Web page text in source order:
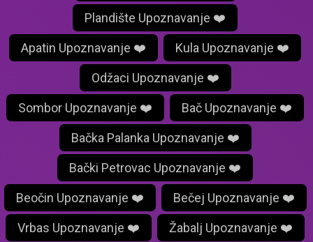
Plandište Upoznavanje ❤️
Apatin Upoznavanje ❤️ Kula Upoznavanje ❤️
Odžaci Upoznavanje ❤️
Sombor Upoznavanje ❤️ Bač Upoznavanje ❤️
Bačka Palanka Upoznavanje ❤️
Bački Petrovac Upoznavanje ❤️
Beočin Upoznavanje ❤️ Bečej Upoznavanje ❤️
Vrbas Upoznavanje ❤️ Žabalj Upoznavanje ❤️